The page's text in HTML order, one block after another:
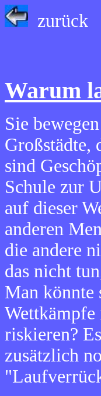
zurück
Warum
Sie
Großstädte,
sind
Schule zur
auf dieser
anderen
die andere
das nicht
Man könnte
Wettkämpfe
riskieren?
zusätzlich